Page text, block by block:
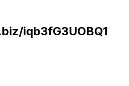
iqb3fG3UOBQ1